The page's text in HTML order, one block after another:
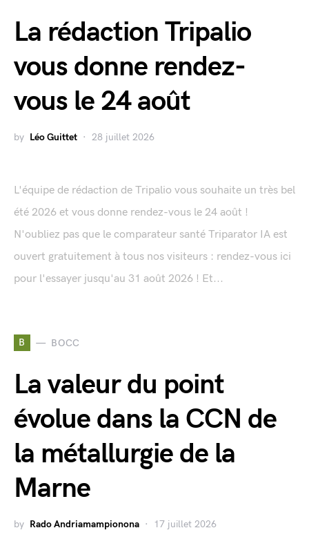
La rédaction Tripalio
vous donne rendez-
vous le 24 août
by Léo Guittet 28 juillet 2026
L'équipe de rédaction de Tripalio vous souhaite un très bel
été 2026 et vous donne rendez-vous le 24 août !
N'oubliez pas que le comparateur santé Triparator IA est
ouvert gratuitement à tous nos visiteurs : rendez-vous ici
pour l'essayer jusqu'au 31 août 2026 ! Et...
B BOCC
La valeur du point
évolue dans la CCN de
la métallurgie de la
Marne
by Rado Andriamampionona 17 juillet 2026